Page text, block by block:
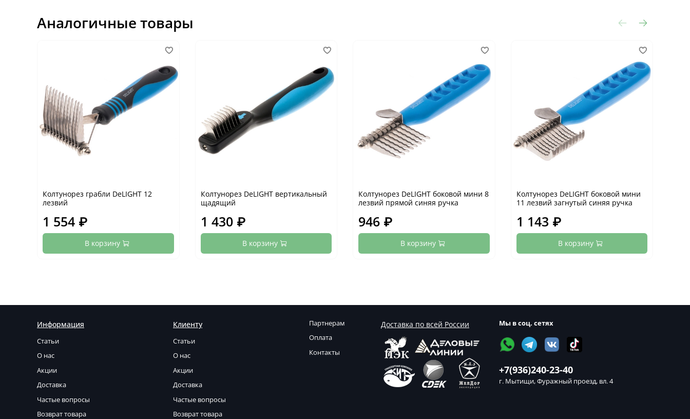
Аналогичные товары
Колтунорез грабли DeLIGHT 12
лезвий
1 554 ₽
В корзину
Колтунорез DeLIGHT вертикальный
щадящий
1 430 ₽
В корзину
Колтунорез DeLIGHT боковой мини 8
лезвий прямой синяя ручка
946 ₽
В корзину
Колтунорез DeLIGHT боковой мини
11 лезвий загнутый синяя ручка
1 143 ₽
В корзину
Информация
Статьи
О нас
Акции
Доставка
Частые вопросы
Возврат товара
Клиенту
Статьи
О нас
Акции
Доставка
Частые вопросы
Возврат товара
Партнерам
Оплата
Контакты
Доставка по всей России Мы в соц. сетях
+7(936)240-23-40
г. Мытищи, Фуражный проезд, вл. 4